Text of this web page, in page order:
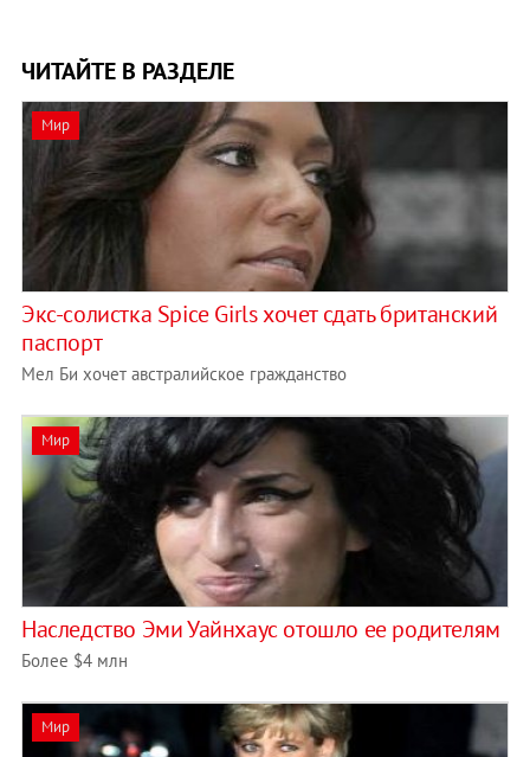
ЧИТАЙТЕ В РАЗДЕЛЕ
Мир
Экс-солистка Spice Girls хочет сдать британский
паспорт
Мел Би хочет австралийское гражданство
Мир
Наследство Эми Уайнхаус отошло ее родителям
Более $4 млн
Мир